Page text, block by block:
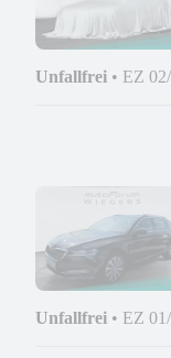
Unfallfrei • EZ
Unfallfrei • EZ